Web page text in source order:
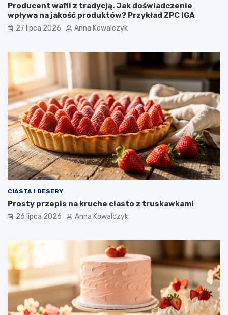
Producent wafli z tradycją. Jak doświadczenie
wpływa na jakość produktów? Przykład ZPC IGA
27 lipca 2026 Anna Kowalczyk
CIASTA I DESERY
Prosty przepis na kruche ciasto z truskawkami
26 lipca 2026 Anna Kowalczyk